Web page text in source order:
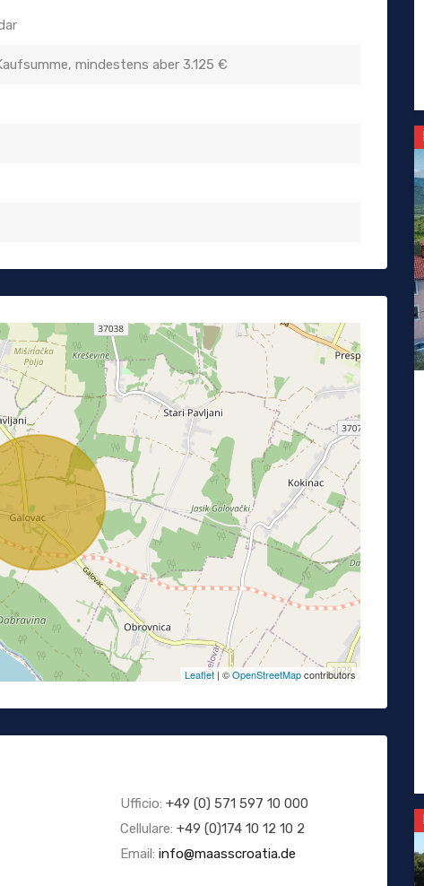
mindestens aber 3.125 €
Leaflet| ©OpenStreetMapcontributors
Ufficio: +49 (0) 571 597 10 000
Cellulare: +49 (0)174 10 12 10 2
Email: info@maasscroatia.de